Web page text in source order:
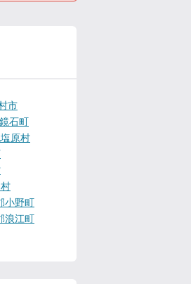
市
石町
原村
小野町
浪江町